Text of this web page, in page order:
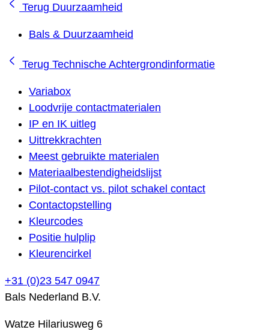
Terug Duurzaamheid
Bals & Duurzaamheid
Terug Technische Achtergrondinformatie
Variabox
Loodvrije contactmaterialen
IP en IK uitleg
Uittrekkrachten
Meest gebruikte materialen
Materiaalbestendigheidslijst
Pilot-contact vs. pilot schakel contact
Contactopstelling
Kleurcodes
Positie hulplip
Kleurencirkel
+31 (0)23 547 0947
Bals Nederland B.V.
Watze Hilariusweg 6